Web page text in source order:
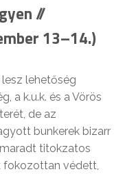
//
13–14.)
lehetőség
a k.u.k. és a Vörös
de az
bunkerek bizarr
titokzatos
fokozottan védett,